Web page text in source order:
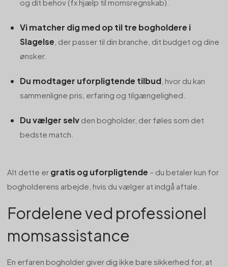
og dit behov (fx hjælp til momsregnskab).
Vi matcher dig med op til tre bogholdere i
Slagelse , der passer til din branche, dit budget og dine
ønsker.
Du modtager uforpligtende tilbud , hvor du kan
sammenligne pris, erfaring og tilgængelighed.
Du vælger selv den bogholder, der føles som det
bedste match.
Alt dette er gratis og uforpligtende – du betaler kun for
bogholderens arbejde, hvis du vælger at indgå aftale.
Fordelene ved professionel
momsassistance
En erfaren bogholder giver dig ikke bare sikkerhed for, at